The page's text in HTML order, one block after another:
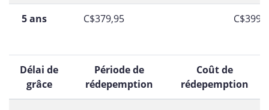
5 ans C$379,95
Délai de
grâce
Période de
rédepemption
Coût de
rédepemption